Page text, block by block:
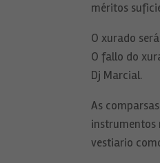
méritos
O xurado
O fallo do
Dj Marcial.
As
instrumentos
vestiario